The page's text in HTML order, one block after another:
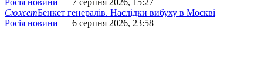
Росія новини — 7 серпня 2026, 15:27
СюжетБенкет генералів. Наслідки вибуху в Москві
Росія новини — 6 серпня 2026, 23:58